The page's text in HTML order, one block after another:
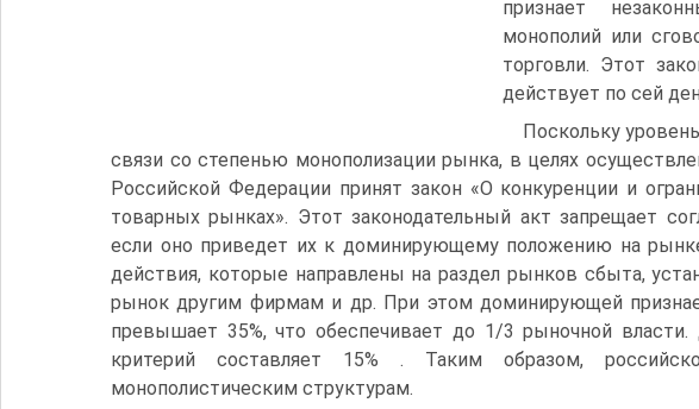
признает
монополий или
торговли. Этот
дей­ствует по сей
Поскольку
связи со степенью монополизации рынка, в целях
Российской Федерации принят закон «О конкуренции и
товарных рынках». Этот законодательный акт запрещает
если оно приведет их к доминирующему положению на
действия, которые направ­лены на раздел рынков сбыта,
рынок другим фирмам и др. При этом доминирующей
превышает 35%, что обеспечивает до 1/3 рыночной
критерий составляет 15% . Таким образом,
монополистическим структурам.